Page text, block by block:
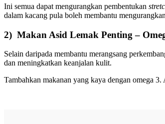
Ini semua dapat mengurangkan pembentukan
dalam kacang pula boleh membantu
2) Makan Asid Lemak Penting –
Selain daripada membantu merangsang
dan meningkatkan keanjalan kulit.
Tambahkan makanan yang kaya dengan omega